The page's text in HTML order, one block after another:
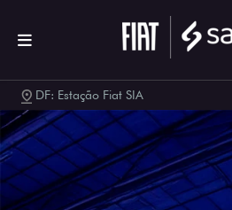
DF: Estação Fiat SIA